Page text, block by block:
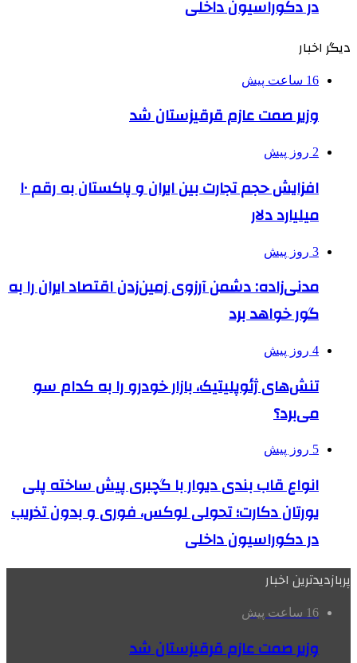
در دکوراسیون داخلی
دیگر اخبار
16 ساعت پیش
وزیر صمت عازم قرقیزستان شد
2 روز پیش
افزایش حجم تجارت بین ایران و پاکستان به رقم ۱۰
میلیارد دلار
3 روز پیش
مدنی‌زاده: دشمن آرزوی زمین‌زدن اقتصاد ایران را به
گور خواهد برد
4 روز پیش
تنش‌های ژئوپلیتیک، بازار خودرو را به کدام سو
می‌برد؟
5 روز پیش
انواع قاب بندی دیوار با گچبری پیش ساخته پلی
یورتان دکارت؛ تحولی لوکس، فوری و بدون تخریب
در دکوراسیون داخلی
پربازدیدترین اخبار
16 ساعت پیش
وزیر صمت عازم قرقیزستان شد